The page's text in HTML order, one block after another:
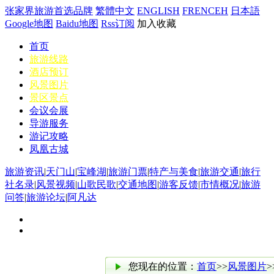
张家界旅游首选品牌 繁體中文 ENGLISH FRENCEH 日本語
Google地图 Baidu地图 Rss订阅 加入收藏
首页
旅游线路
酒店预订
风景图片
景区景点
会议会展
导游服务
游记攻略
凤凰古城
旅游资讯|天门山|宝峰湖|旅游门票|特产与美食|旅游交通|旅行
社名录|风景视频|山歌民歌|交通地图|游客反馈|市情概况|旅游
问答|旅游论坛|阿凡达
您现在的位置： 首页>>风景图片